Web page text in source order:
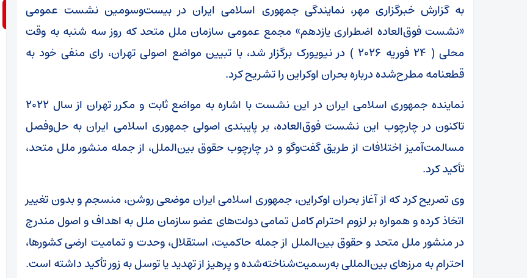
به گزارش خبرگزاری مهر، نمایندگی جمهوری اسلامی ایران در بیست‌وسومین نشست عمومی
«نشست فوق‌العاده اضطراری یازدهم» مجمع عمومی سازمان ملل متحد که روز سه شنبه به وقت
محلی ( ۲۴ فوریه ۲۰۲۶ ) در نیویورک برگزار شد، با تبیین مواضع اصولی تهران، رای منفی خود به
قطعنامه مطرح‌شده درباره بحران اوکراین را تشریح کرد.
نماینده جمهوری اسلامی ایران در این نشست با اشاره به مواضع ثابت و مکرر تهران از سال ۲۰۲۲
تاکنون در چارچوب این نشست فوق‌العاده، بر پایبندی اصولی جمهوری اسلامی ایران به حل‌وفصل
مسالمت‌آمیز اختلافات از طریق گفت‌وگو و در چارچوب حقوق بین‌الملل، از جمله منشور ملل متحد،
تأکید کرد.
وی تصریح کرد که از آغاز بحران اوکراین، جمهوری اسلامی ایران موضعی روشن، منسجم و بدون تغییر
اتخاذ کرده و همواره بر لزوم احترام کامل تمامی دولت‌های عضو سازمان ملل به اهداف و اصول مندرج
در منشور ملل متحد و حقوق بین‌الملل از جمله حاکمیت، استقلال، وحدت و تمامیت ارضی کشورها،
احترام به مرزهای بین‌المللی به‌رسمیت‌شناخته‌شده و پرهیز از تهدید یا توسل به زور تأکید داشته است.